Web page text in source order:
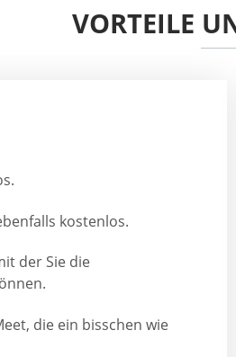
VORTEILE
kostenlos.
der Sie die
die ein bisschen wie